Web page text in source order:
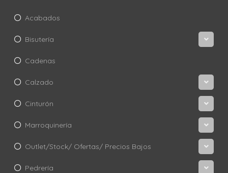
Acabados
Bisutería
Cadenas
Calzado
Cinturón
Marroquinería
Outlet/Stock/ Ofertas/ Precios Bajos
Pedrería